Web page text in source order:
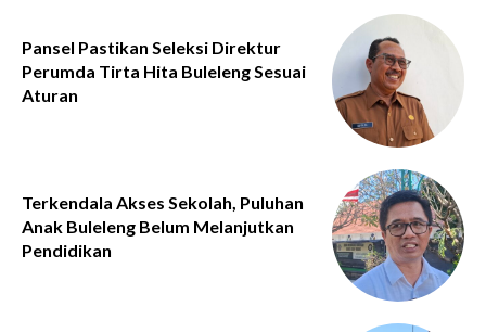
Pansel Pastikan Seleksi Direktur
Perumda Tirta Hita Buleleng Sesuai
Aturan
Terkendala Akses Sekolah, Puluhan
Anak Buleleng Belum Melanjutkan
Pendidikan